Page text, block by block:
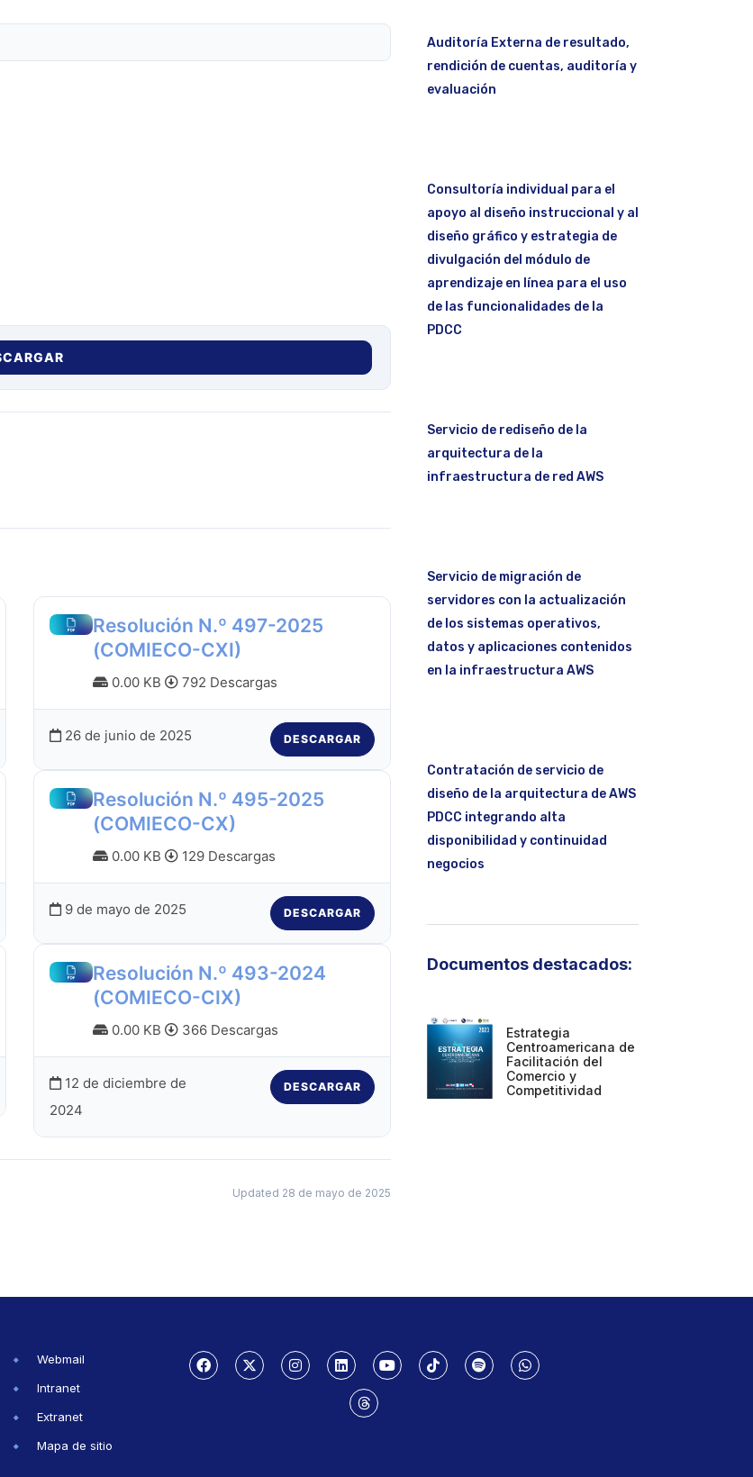
Resolución N.º 497-2025
(COMIECO-CXI)
0.00 KB 792 Descargas
26 de junio de 2025 DESCARGAR
Resolución N.º 495-2025
(COMIECO-CX)
0.00 KB 129 Descargas
9 de mayo de 2025 DESCARGAR
Resolución N.º 493-2024
(COMIECO-CIX)
0.00 KB 366 Descargas
12 de diciembre de
2024
DESCARGAR
Updated 28 de mayo de 2025
Auditoría Externa de resultado,
rendición de cuentas, auditoría y
evaluación
Consultoría individual para el
apoyo al diseño instruccional y al
diseño gráfico y estrategia de
divulgación del módulo de
aprendizaje en línea para el uso
de las funcionalidades de la
PDCC
Servicio de rediseño de la
arquitectura de la
infraestructura de red AWS
Servicio de migración de
servidores con la actualización
de los sistemas operativos,
datos y aplicaciones contenidos
en la infraestructura AWS
Contratación de servicio de
diseño de la arquitectura de AWS
PDCC integrando alta
disponibilidad y continuidad
negocios
Documentos destacados:
Estrategia
Centroamericana de
Facilitación del
Comercio y
Competitividad
Webmail
Intranet
Extranet
Mapa de sitio